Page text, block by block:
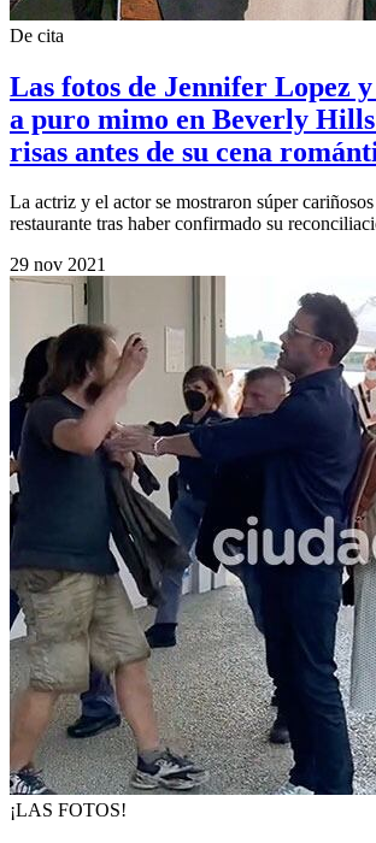
De cita
Las fotos de Jennifer Lopez
a puro mimo en Beverly
risas antes de su cena
La actriz y el actor se mostraron súper
restaurante tras haber confirmado su
29 nov 2021
¡LAS FOTOS!